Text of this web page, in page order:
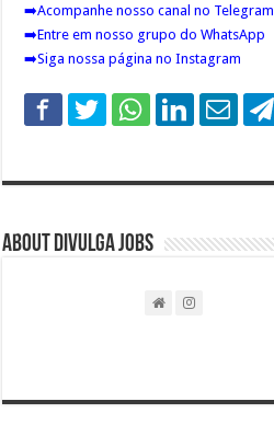
➡️Acompanhe nosso canal no Telegram
➡️Entre em nosso grupo do WhatsApp
➡️Siga nossa página no Instagram
About DIVULGA JOBS